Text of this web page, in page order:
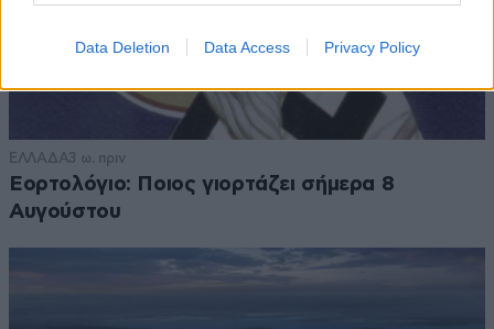
Data Deletion Data Access Privacy Policy
ΕΛΛΑΔΑ3 ω. πριν
Εορτολόγιο: Ποιος γιορτάζει σήμερα 8
Αυγούστου